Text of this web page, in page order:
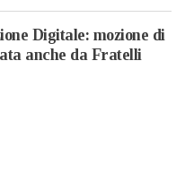
Digitale: mozione di
anche da Fratelli